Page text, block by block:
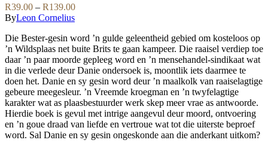
be
chosen
on
the
product
page
variants.
The
options
may
be
chosen
on
the
product
page
R39.00 – R139.00Price
through
R139.00
ByLeon Cornelius
Die Bester-gesin word ’n gulde geleentheid gebied om kosteloos op
’n Wildsplaas net buite Brits te gaan kampeer. Die raaisel verdiep toe
daar ’n paar moorde gepleeg word en ’n mensehandel-sindikaat wat
in die verlede deur Danie ondersoek is, moontlik iets daarmee te
doen het. Danie en sy gesin word deur ’n maalkolk van raaiselagtige
gebeure meegesleur. ’n Vreemde kroegman en ’n twyfelagtige
karakter wat as plaasbestuurder werk skep meer vrae as antwoorde.
Hierdie boek is gevul met intrige aangevul deur moord, ontvoering
en ’n goue draad van liefde en vertroue wat tot die uiterste beproef
word. Sal Danie en sy gesin ongeskonde aan die anderkant uitkom?